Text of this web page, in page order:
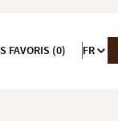
FAVORIS (0) FR